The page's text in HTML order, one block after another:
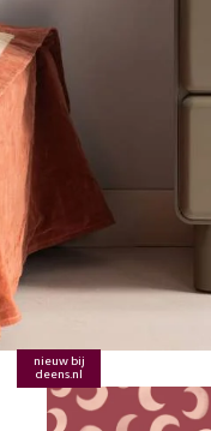
nieuw bij
deens.nl